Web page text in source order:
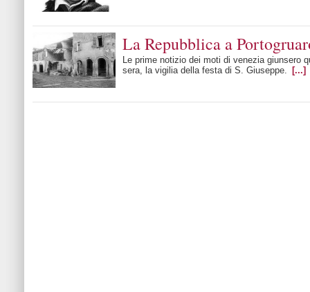
La Repubblica a
Le prime notizio dei moti di venezia giunsero
sera, la vigilia della festa di S. Giuseppe.
[...]